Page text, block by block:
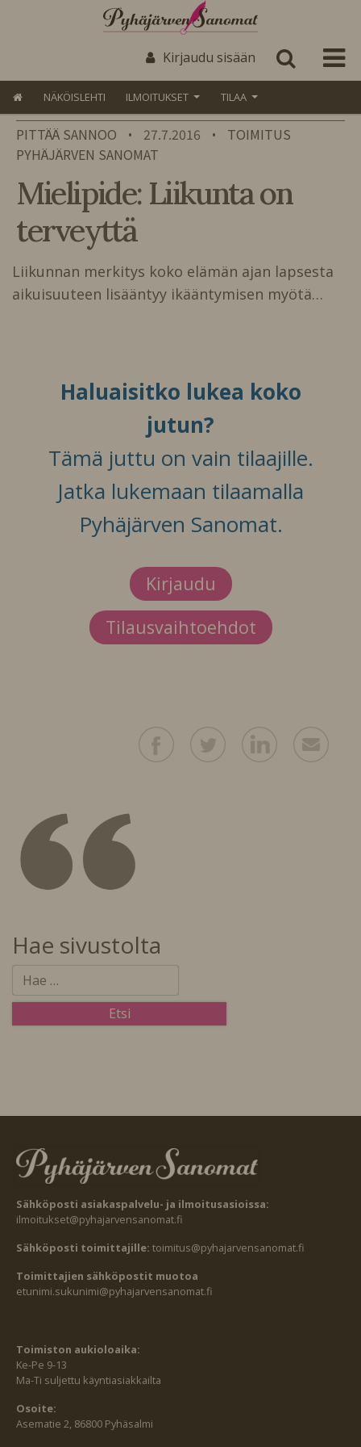
Kirjaudu sisään
NÄKÖISLEHTI ILMOITUKSET TILAA
PITTÄÄ SANNOO • 27.7.2016 •
TOIMITUS
PYHÄJÄRVEN SANOMAT
Mielipide: Liikunta on
terveyttä
Liikunnan merkitys koko elämän ajan lapsesta
aikuisuuteen lisääntyy ikääntymisen myötä…
Haluaisitko lukea koko
jutun?
Tämä juttu on vain tilaajille.
Jatka lukemaan tilaamalla
Pyhäjärven Sanomat.
Kirjaudu
Tilausvaihtoehdot
Hae sivustolta
Sähköposti asiakaspalvelu- ja ilmoitusasioissa:
ilmoitukset@pyhajarvensanomat.fi
Sähköposti toimittajille: toimitus@pyhajarvensanomat.fi
Toimittajien sähköpostit muotoa
etunimi.sukunimi@pyhajarvensanomat.fi
Toimiston aukioloaika:
Ke-Pe 9-13
Ma-Ti suljettu käyntiasiakkailta
Osoite:
Asematie 2, 86800 Pyhäsalmi